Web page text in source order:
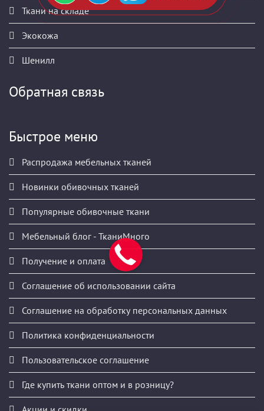
Ткани на складе
Экокожа
Шенилл
Обратная связь
Быстрое меню
Распродажа мебельных тканей
Новинки обивочных тканей
Популярные обивочные ткани
Мебельный блог - ТканиМного
Получение и оплата
Соглашение об использовании сайта
Соглашение на обработку персональных данных
Политика конфиденциальности
Пользовательское соглашение
Где купить ткани оптом и в розницу?